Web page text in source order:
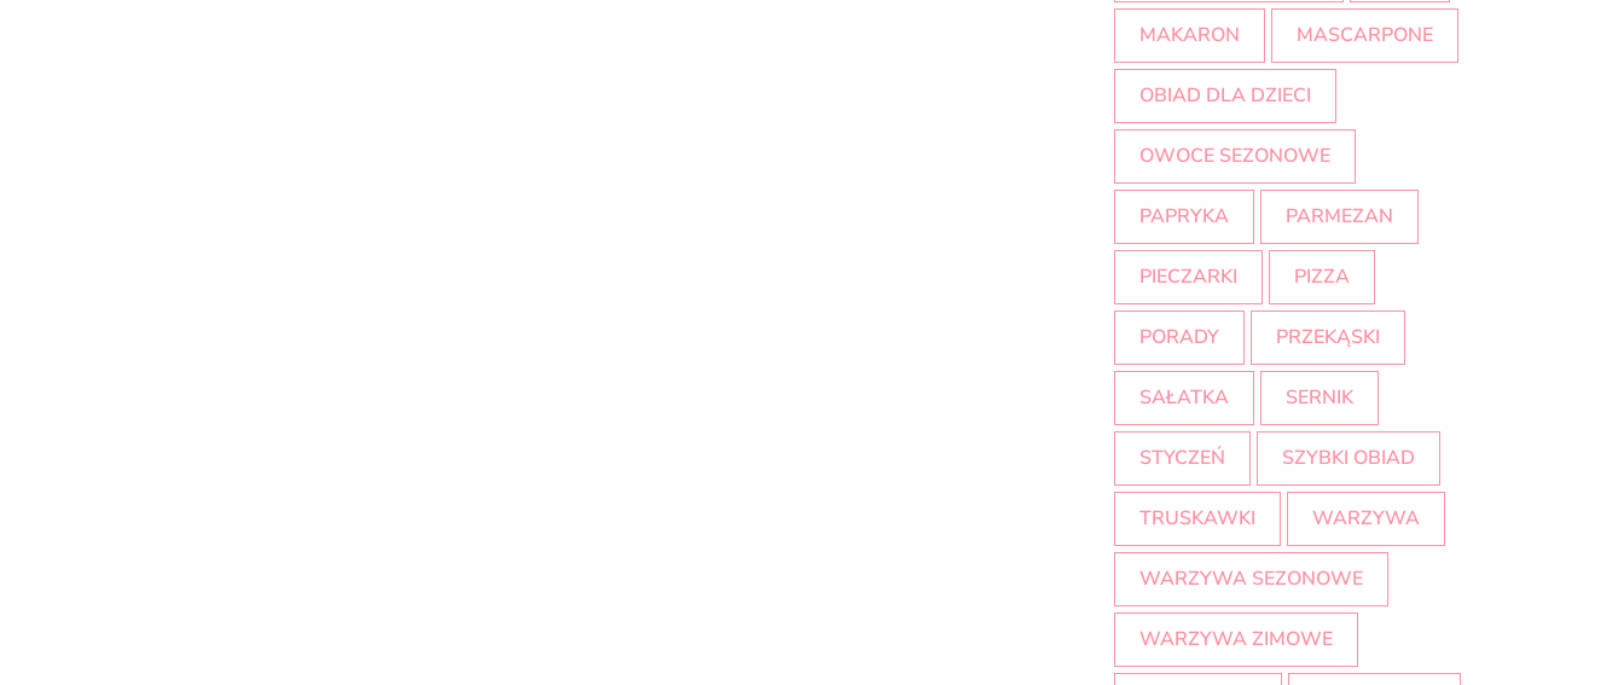
MAKARON MASCARPONE
OBIAD DLA DZIECI
OWOCE SEZONOWE
PAPRYKA PARMEZAN
PIECZARKI PIZZA
PORADY PRZEKĄSKI
SAŁATKA SERNIK
STYCZEŃ SZYBKI OBIAD
TRUSKAWKI WARZYWA
WARZYWA SEZONOWE
WARZYWA ZIMOWE